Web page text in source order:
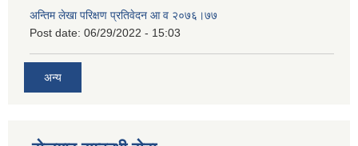
अन्तिम लेखा परिक्षण प्रतिवेदन आ व २०७६।७७
Post date: 06/29/2022 - 15:03
अन्य